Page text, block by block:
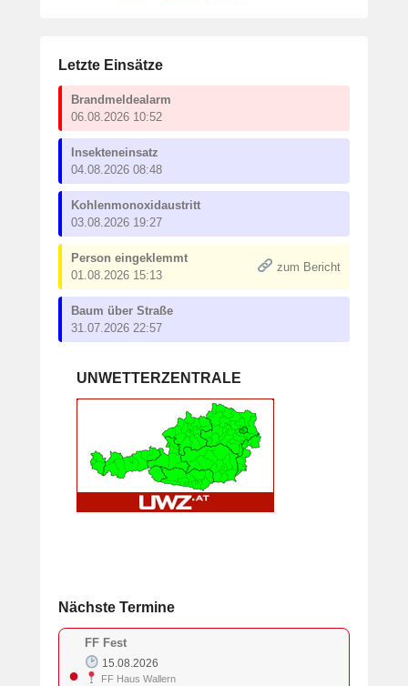
Letzte Einsätze
Brandmeldealarm
06.08.2026 10:52
Insekteneinsatz
04.08.2026 08:48
Kohlenmonoxidaustritt
03.08.2026 19:27
Person eingeklemmt
01.08.2026 15:13
zum Bericht
Baum über Straße
31.07.2026 22:57
UNWETTERZENTRALE
Nächste Termine
●
FF Fest
15.08.2026
FF Haus Wallern